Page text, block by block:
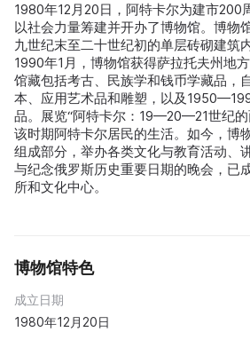
1980年12月20日，阿特卡尔为建市200
以社会力量筹建并开办了博物馆。博物
九世纪末至二十世纪初的单层砖砌建筑
1990年1月，博物馆获得萨拉托夫州地
馆藏包括考古、民族学和钱币学藏品，
本、应用艺术品和雕塑，以及
品。展览“阿特卡尔：19—20—21世纪的
该时期阿特卡尔居民的生活。如今，博
组成部分，举办各类文化与教育活动、
与纪念俄罗斯历史重要日期的晚会，已
所和文化中心。
博物馆特色
成立日期
1980年12月20日